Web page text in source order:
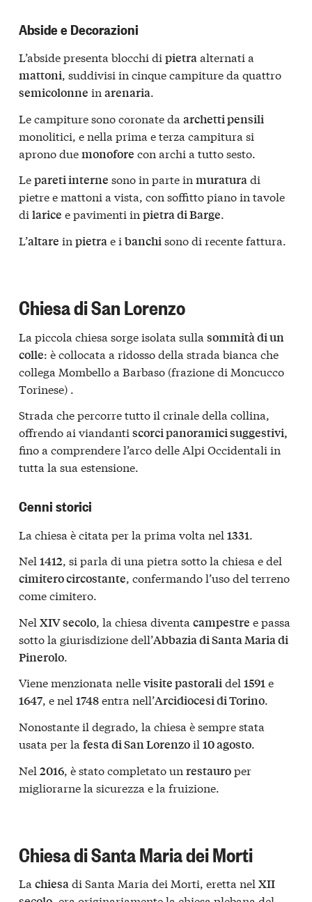
Abside e Decorazioni
L’abside presenta blocchi di pietraalternati a
mattoni, suddivisi in cinque campiture da quattro
semicolonne in arenaria.
Le campiture sono coronate da archetti pensili
monolitici, e nella prima e terza campitura si
aprono duemonofore con archi a tutto sesto.
Lepareti interne sono in parte in muraturadi
pietre e mattoni a vista, con soffitto piano in tavole
di larice e pavimenti in pietra di Barge.
L’altare in pietrae i banchisono di recente fattura.
Chiesa di San Lorenzo
La piccola chiesa sorge isolata sulla sommità di un
colle: è collocata a ridosso della strada bianca che
collega Mombello a Barbaso (frazione di Moncucco
Torinese) .
Strada che percorre tutto il crinale della collina,
offrendo ai viandanti scorci panoramici suggestivi,
fino a comprendere l’arco delle Alpi Occidentali in
tutta la sua estensione.
Cenni storici
La chiesa è citata per la prima volta nel 1331
Nel 1412, si parla di una pietra sotto la chiesa e del
cimitero circostante, confermando l’uso del terreno
come cimitero.
Nel XIV secolo, la chiesa diventa campestre e passa
sotto la giurisdizione dell’Abbazia di Santa Maria di
Pinerolo.
Viene menzionata nellevisite pastoralidel 1591e
1647, e nel 1748entra nell’Arcidiocesi di Torino.
Nonostante il degrado, la chiesa è sempre stata
usata per la festa di San Lorenzoil 10 agosto.
Nel 2016 , è stato completato un restauroper
migliorarne la sicurezza e la fruizione.
Chiesa di Santa Maria dei Morti
La chiesadi Santa Maria dei Morti, eretta nel XII